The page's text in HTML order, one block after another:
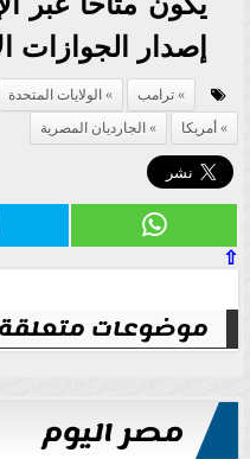
إصدار الجوازات
ترامب الولايات المتحدة
أمريكا
الجارديان المصرية
⇧
موضوعات متعلقة
مصر اليوم